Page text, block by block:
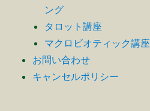
ング
タロット講座
マクロビオティック講座
お問い合わせ
キャンセルポリシー